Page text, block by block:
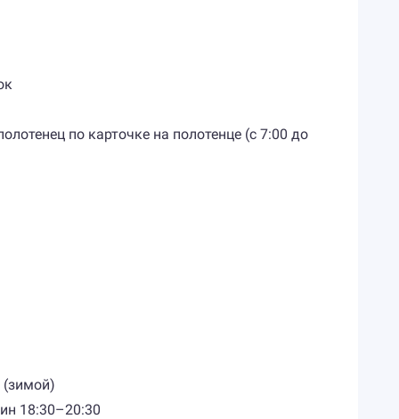
по карточке на полотенце (с 7:00 до
(зимой)
18:30–20:30